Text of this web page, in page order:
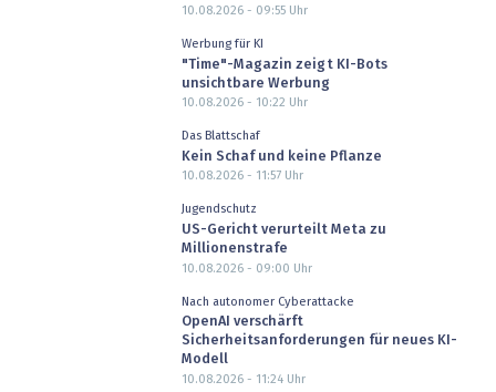
10.08.2026 - 09:55Uhr
Werbung für KI
"Time"-Magazin zeigt KI-Bots
unsichtbare Werbung
10.08.2026 - 10:22 Uhr
Das Blattschaf
Kein Schaf und keine Pflanze
10.08.2026 - 11:57Uhr
Jugendschutz
US-Gericht verurteilt Meta zu
Millionenstrafe
10.08.2026 - 09:00 Uhr
Nach autonomer Cyberattacke
OpenAI verschärft
Sicherheitsanforderungen für neues KI-
Modell
10.08.2026 - 11:24Uhr